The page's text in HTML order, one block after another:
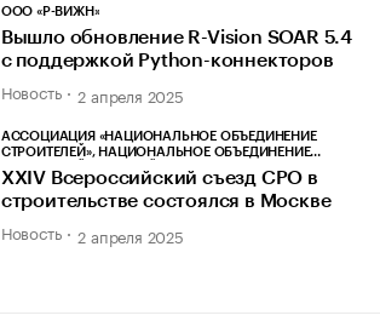
ООО «Р-ВИЖН»
Вышло обновление R-Vision SOAR 5.4
с поддержкой Python-коннекторов
Новость 2 апреля 2025
АССОЦИАЦИЯ «НАЦИОНАЛЬНОЕ ОБЪЕДИНЕНИЕ
СТРОИТЕЛЕЙ», НАЦИОНАЛЬНОЕ ОБЪЕДИНЕНИЕ
XXIV Всероссийский съезд СРО в
строительстве состоялся в Москве
Новость 2 апреля 2025